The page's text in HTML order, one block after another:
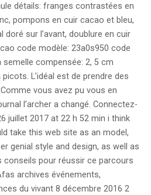
détails: franges contrastées en
pompons en cuir cacao et bleu,
sur l’avant, doublure en cuir
code modèle: 23a0s950 code
compensée: 2, 5 cm
L’idéal est de prendre des
vous avez pu vous en
l’archer a changé. Connectez-
juillet 2017 at 22 h 52 min i think
take this web site as an model,
genial style and design, as well as
conseils pour réussir ce parcours
archives événements,
du vivant 8 décembre 2016 2